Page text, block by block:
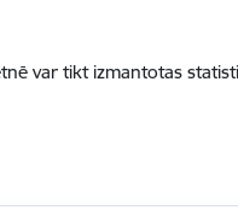
var tikt izmantotas